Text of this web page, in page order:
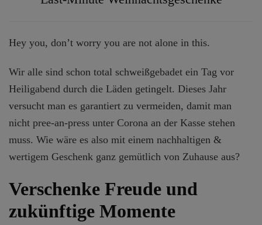
Hey you, don’t worry you are not alone in this.
Wir alle sind schon total schweißgebadet ein Tag vor
Heiligabend durch die Läden getingelt. Dieses Jahr
versucht man es garantiert zu vermeiden, damit man
nicht pree-an-press unter Corona an der Kasse stehen
muss. Wie wäre es also mit einem nachhaltigen &
wertigem Geschenk ganz gemütlich von Zuhause aus?
Verschenke Freude und
zukünftige Momente